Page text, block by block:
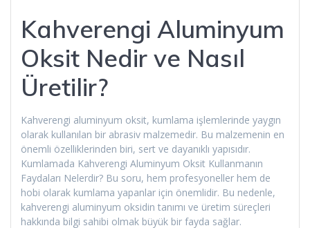
Kahverengi Aluminyum
Oksit Nedir ve Nasıl
Üretilir?
Kahverengi aluminyum oksit, kumlama işlemlerinde yaygın
olarak kullanılan bir abrasiv malzemedir. Bu malzemenin en
önemli özelliklerinden biri, sert ve dayanıklı yapısıdır.
Kumlamada Kahverengi Aluminyum Oksit Kullanmanın
Faydaları Nelerdir? Bu soru, hem profesyoneller hem de
hobi olarak kumlama yapanlar için önemlidir. Bu nedenle,
kahverengi aluminyum oksidin tanımı ve üretim süreçleri
hakkında bilgi sahibi olmak büyük bir fayda sağlar.